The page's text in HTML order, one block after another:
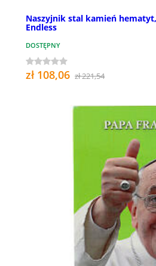
Naszyjnik stal kamień
Endless
DOSTĘPNY
zł 108,06 zł 221,54